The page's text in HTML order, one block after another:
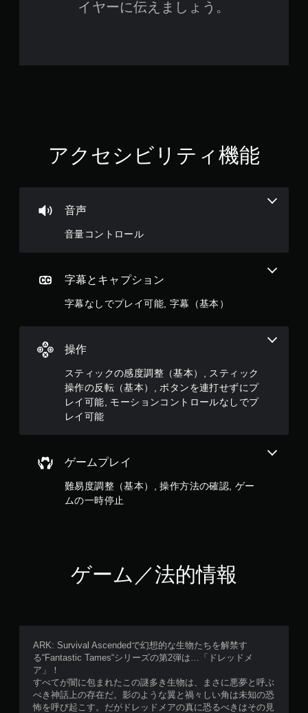
イヤーに伝えましょう。
アクセシビリティ機能
音声
音量コントロール
字幕とキャプション
字幕なしでプレイ可能, 字幕（基本）
操作
スティックの感度調整（基本）, スティック
操作の反転（基本）, ボタンを連打せずにプ
レイ可能, モーションコントロールなしでプ
レイ可能
が
。
ン
ロ
ル
な
で
レ
能
ー
シ
ョ
ン
ロ
ル
を
ー
レ
で
き
ま
す
。
ゲームプレイ
難易度調整（基本）, 操作方法の確認, ゲー
ムの一時停止
ゲーム／法的情報
ARK: Survival Ascendedで幻想的な生物たちを解禁す
る“Fantastic Tames“シリーズの第2弾は…「ドレッドメ
ア」！
すべてが闇に包まれたこの謎多き生物は、まさに悪夢と呼ぶ
べき神話上の存在だ。影のような翼と禍々しい角は未知の恐
怖を呼び起こす。だがドレッドメアの真に恐るべきはその見